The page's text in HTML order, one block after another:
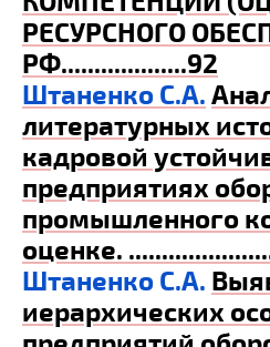
РЕСУРСНОГО
РФ...................92
Штаненко С.А.
литературных
кадровой
предприятиях
промышленного
оценке.
Штаненко С.А.
иерархических